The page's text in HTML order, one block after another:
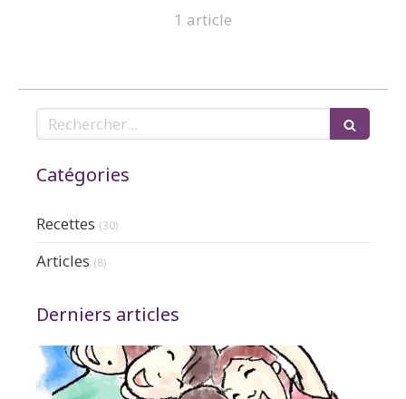
1 article
Rechercher
Catégories
Recettes (30)
Articles (8)
Derniers articles